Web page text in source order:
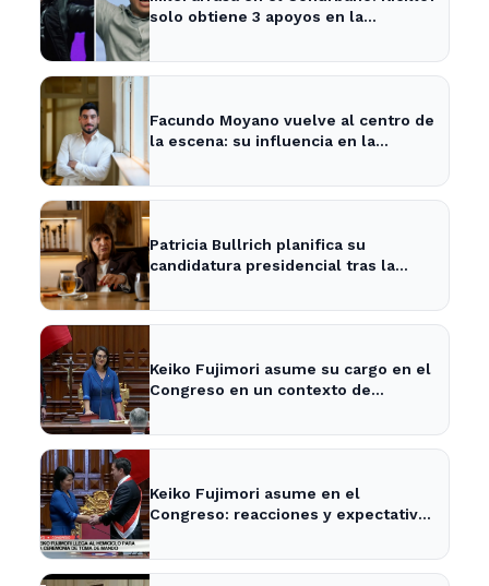
solo obtiene 3 apoyos en la
Facundo Moyano vuelve al centro de
la escena: su influencia en la
Patricia Bullrich planifica su
candidatura presidencial tras la
Keiko Fujimori asume su cargo en el
Congreso en un contexto de
Keiko Fujimori asume en el
Congreso: reacciones y expectativas